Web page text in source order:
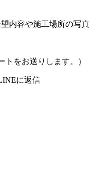
内容や施工場所の写真
トをお送りします。）
に返信